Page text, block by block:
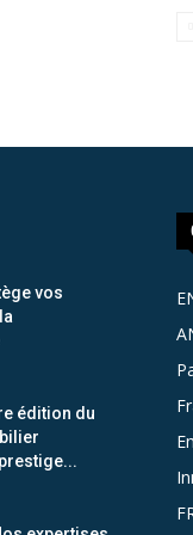
vos
édition du